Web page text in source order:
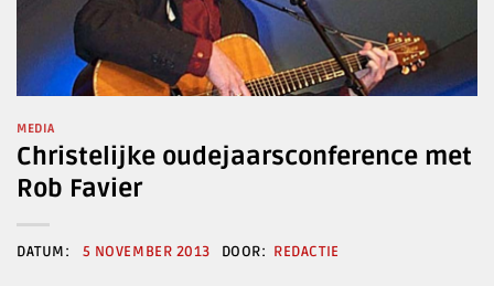
MEDIA
Christelijke oudejaarsconference met
Rob Favier
5 NOVEMBER 2013 REDACTIE